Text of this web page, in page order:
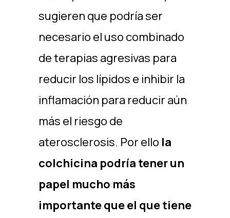
sugieren que podría ser
necesario el uso combinado
de terapias agresivas para
reducir los lípidos e inhibir la
inflamación para reducir aún
más el riesgo de
aterosclerosis. Por ello la
colchicina podría tener un
papel mucho más
importante que el que tiene